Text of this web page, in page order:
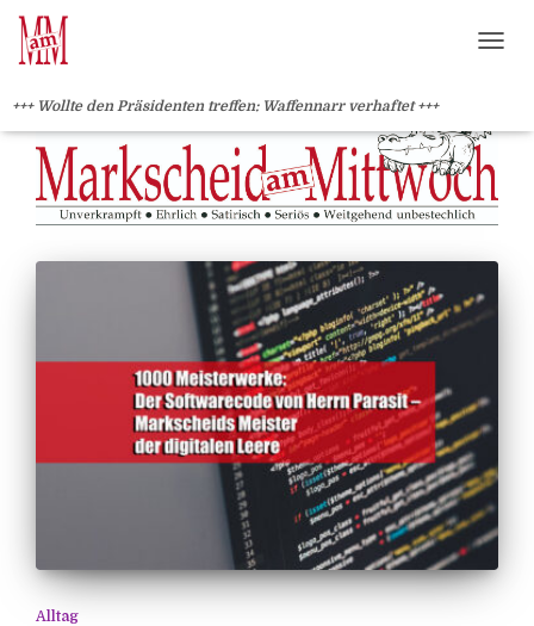
+++ Wollte den Präsidenten treffen: Waffennarr verhaftet +++
Alltag